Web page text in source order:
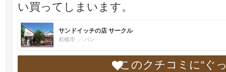
い買ってしまいます。
サンドイッチの店 サークル
前橋市 パン
このクチコミに“ぐ